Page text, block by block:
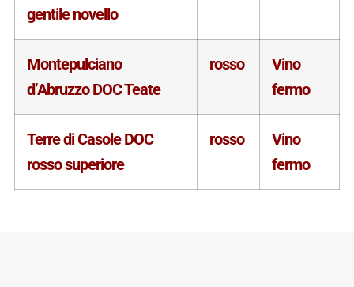
gentile novello
Montepulciano
d’Abruzzo DOC Teate
rosso
Vino
fermo
Terre di Casole DOC
rosso superiore
rosso
Vino
fermo